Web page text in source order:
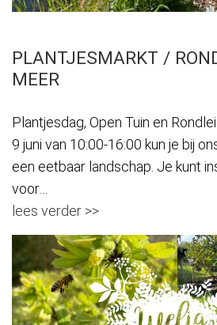
PLANTJESMARKT /
MEER
Plantjesdag, Open Tuin en
9 juni van 10:00-16:00 kun je bij
een eetbaar landschap. Je kunt
voor…
lees verder >>